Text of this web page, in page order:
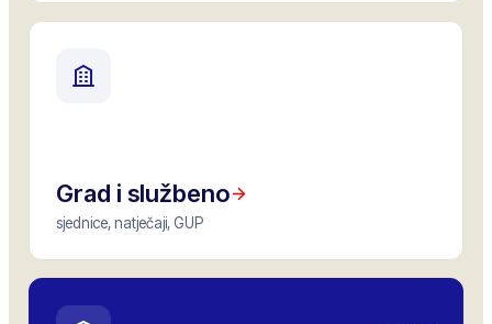
Grad i službeno
sjednice, natječaji, GUP